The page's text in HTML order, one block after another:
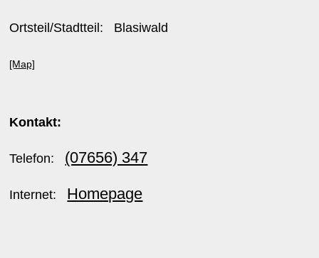
Ortsteil/Stadtteil: Blasiwald
[Map]
Kontakt:
Telefon: (07656) 347
Internet: Homepage